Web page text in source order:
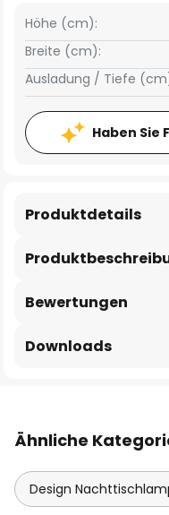
Breite (cm):
Höhe (cm):
Ausladung / Tiefe
Haben Sie
Produktdetails
Bewertungen
Downloads
Ähnliche
Design